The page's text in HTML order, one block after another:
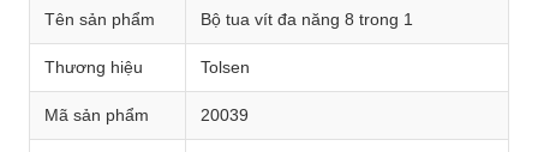
Tên sản phẩm Bộ tua vít đa năng 8 trong 1
Thương hiệu Tolsen
Mã sản phẩm 20039